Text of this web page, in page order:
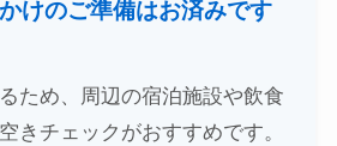
けのご準備はお済みです
ため、周辺の宿泊施設や飲食
きチェックがおすすめです。